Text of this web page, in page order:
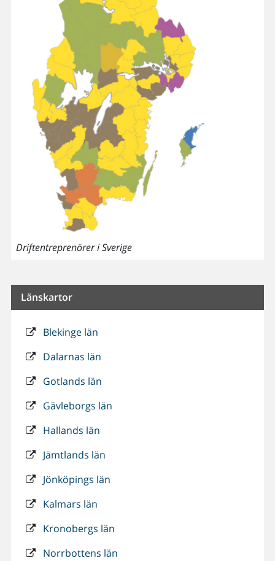
Driftentreprenörer i Sverige
Länskartor
Blekinge län
Dalarnas län
Gotlands län
Gävleborgs län
Hallands län
Jämtlands län
Jönköpings län
Kalmars län
Kronobergs län
Norrbottens län